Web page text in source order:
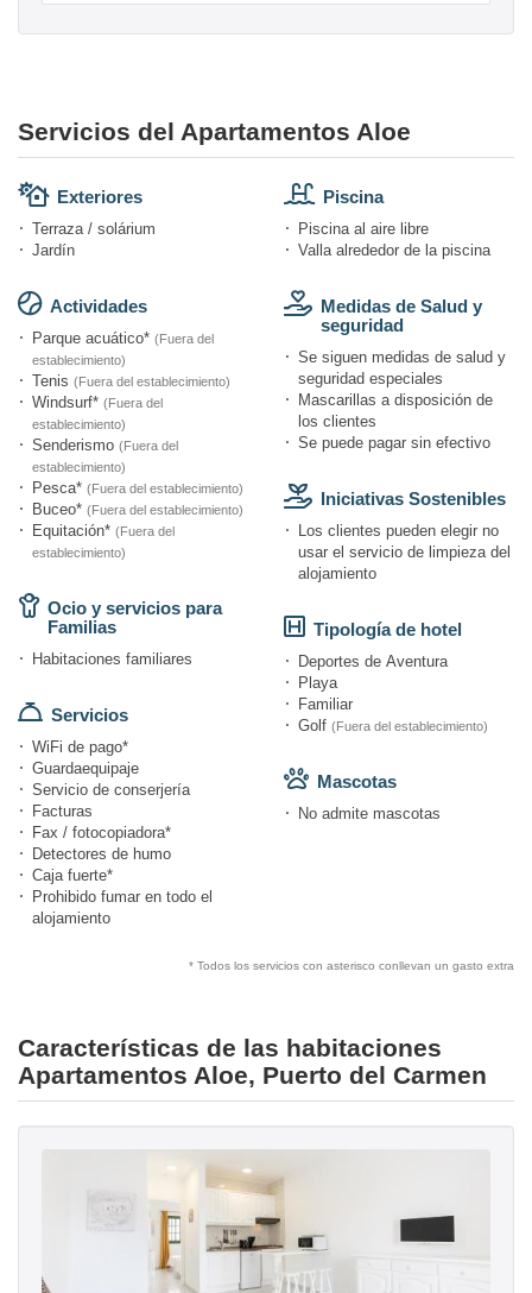
Servicios del Apartamentos Aloe
Exteriores
Terraza / solárium
Jardín
Actividades
Parque acuático* (Fuera del
establecimiento)
Tenis (Fuera del establecimiento)
Windsurf* (Fuera del
establecimiento)
Senderismo (Fuera del
establecimiento)
Pesca* (Fuera del establecimiento)
Buceo* (Fuera del establecimiento)
Equitación* (Fuera del
establecimiento)
Ocio y servicios para
Familias
Habitaciones familiares
Servicios
WiFi de pago*
Guardaequipaje
Servicio de conserjería
Facturas
Fax / fotocopiadora*
Detectores de humo
Caja fuerte*
Prohibido fumar en todo el
alojamiento
Piscina
Piscina al aire libre
Valla alrededor de la piscina
Medidas de Salud y
seguridad
Se siguen medidas de salud y
seguridad especiales
Mascarillas a disposición de
los clientes
Se puede pagar sin efectivo
Iniciativas Sostenibles
Los clientes pueden elegir no
usar el servicio de limpieza del
alojamiento
Tipología de hotel
Deportes de Aventura
Playa
Familiar
Golf (Fuera del establecimiento)
Mascotas
No admite mascotas
* Todos los servicios con asterisco conllevan un gasto extra
Características de las habitaciones
Apartamentos Aloe, Puerto del Carmen